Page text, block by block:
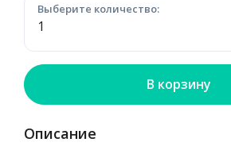
Выберите количество:
В корзину
Описание